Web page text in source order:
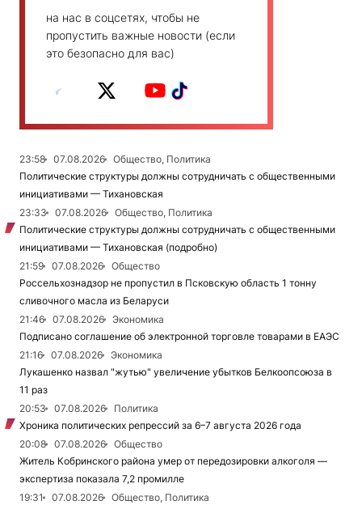
на нас в соцсетях, чтобы не
пропустить важные новости (если
это безопасно для вас)
23:58 07.08.2026
Общество, Политика
Политические структуры должны сотрудничать с общественными
инициативами — Тихановская
23:33
07.08.2026
Общество, Политика
Политические структуры должны сотрудничать с общественными
инициативами — Тихановская (подробно)
21:59
07.08.2026
Общество
Россельхознадзор не пропустил в Псковскую область 1 тонну
сливочного масла из Беларуси
21:46
07.08.2026
Экономика
Подписано соглашение об электронной торговле товарами в ЕАЭС
21:16
07.08.2026
Экономика
Лукашенко назвал "жутью" увеличение убытков Белкоопсоюза в
11 раз
20:53
07.08.2026
Политика
Хроника политических репрессий за 6–7 августа 2026 года
20:08
07.08.2026
Общество
Житель Кобринского района умер от передозировки алкоголя —
экспертиза показала 7,2 промилле
19:31
07.08.2026
Общество, Политика